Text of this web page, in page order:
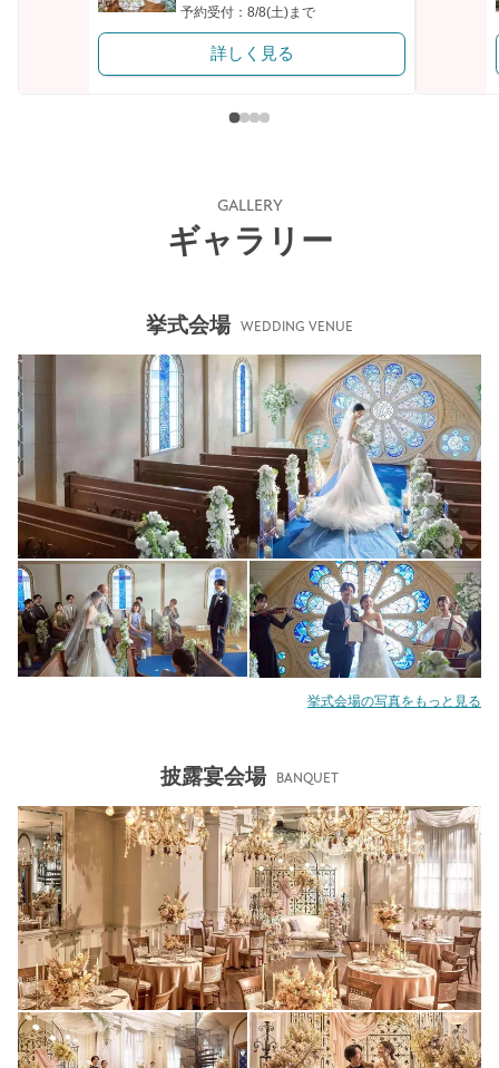
予約受付：8/8(土)まで
詳しく見る
GALLERY
ギャラリー
挙式会場 WEDDING VENUE
挙式会場の写真をもっと見る
披露宴会場 BANQUET